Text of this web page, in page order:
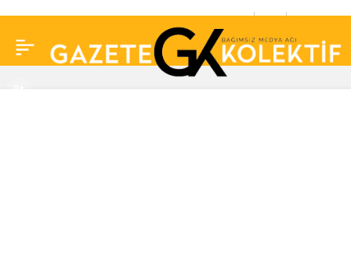
posteri fotoğrafını